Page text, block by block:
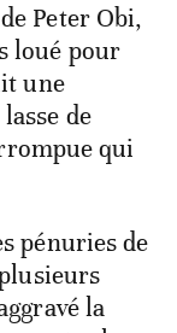
Peter Obi,
loué pour
une
de
qui
pénuries de
la